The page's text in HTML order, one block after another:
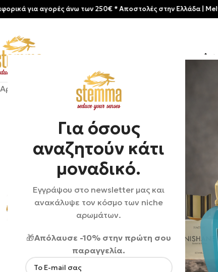
Για όσους
αναζητούν κάτι
μοναδικό.
Εγγράψου στο newsletter μας και
ανακάλυψε τον κόσμο των niche
αρωμάτων.
🎁Απόλαυσε -10% στην πρώτη σου
παραγγελία.
Αρχική σελίδα Shop/Αρώματα/
αγορές άνω των 250€ * Aποστολές στην Ελλάδα | Meltemia